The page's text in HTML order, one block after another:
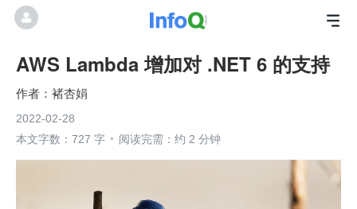
AWS Lambda 增加对 .NET 6 的支持
褚杏娟
2022-02-28
本文字数：727 字
阅读完需：约 2 分钟